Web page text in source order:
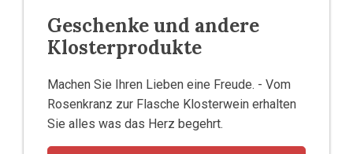
Geschenke und andere
Klosterprodukte
Machen Sie Ihren Lieben eine Freude. - Vom
Rosenkranz zur Flasche Klosterwein erhalten
Sie alles was das Herz begehrt.